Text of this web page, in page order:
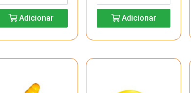
Adicionar Adicionar